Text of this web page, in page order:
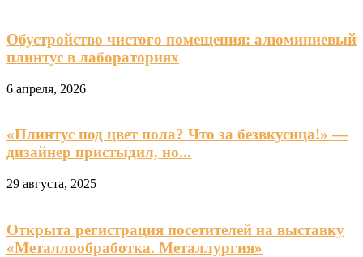
Обустройство чистого помещения: алюминиевый
плинтус в лабораториях
6 апреля, 2026
«Плинтус под цвет пола? Что за безвкусица!» —
дизайнер пристыдил, но...
29 августа, 2025
Открыта регистрация посетителей на выставку
«Металлообработка. Металлургия»